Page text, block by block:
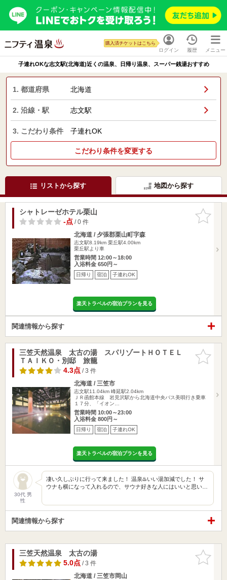
ログイン
購入済チケットはこちら
履歴 メニュー
子連れOKな志文駅(北海道)近くの温泉、日帰り温泉、スーパー銭湯おすすめ
1. 都道府県 北海道
2. 沿線・駅 志文駅
3. こだわり条件 子連れOK
こだわり条件を変更する
リストから探す 地図から探す
お気に入
りに追加
シャトレーゼホテル栗山
-点/ 0 件
北海道 / 夕張郡栗山町字森
志文駅8.19km 栗丘駅4.00km
栗丘駅より車
営業時間 12:00～18:00
入浴料金 650円～
日帰り 宿泊 子連れOK
楽天トラベルの宿泊プランを見る
関連情報から探す
お気に入
りに追加
三笠天然温泉 太古の湯 スパリゾートＨＯＴＥＬ
ＴＡＩＫＯ・別邸 旅籠
4.3点/ 3 件
北海道 / 三笠市
志文駅11.04km 峰延駅2.04km
ＪＲ函館本線 岩見沢駅から北海道中央バス美唄行き乗車
１７分、「イオン…
営業時間 10:00～23:00
入浴料金 800円～
日帰り 宿泊 子連れOK
楽天トラベルの宿泊プランを見る
30代 男
性
凄い久しぶりに行って来ました！ 温泉♨️いい湯加減でした！ サ
ウナも横になって入れるので、サウナ好きな人にはいいと思い…
関連情報から探す
お気に入
りに追加
三笠天然温泉 太古の湯
5.0点/ 3 件
北海道 / 三笠市岡山